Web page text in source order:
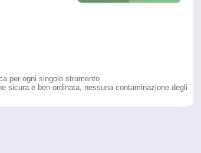
per ogni singolo strumento
sicura e ben ordinata, nessuna contaminazione degli